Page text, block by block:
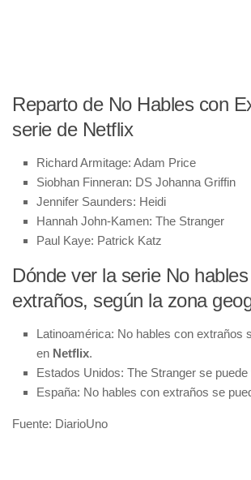
Reparto de No Hables con
serie de Netflix
Richard Armitage: Adam Price
Siobhan Finneran: DS Johanna Griffin
Jennifer Saunders: Heidi
Hannah John-Kamen: The Stranger
Paul Kaye: Patrick Katz
Dónde ver la serie No
extraños, según la zona
Latinoamérica: No hables con extraños
en Netflix.
Estados Unidos: The Stranger se puede
España: No hables con extraños se
Fuente: DiarioUno